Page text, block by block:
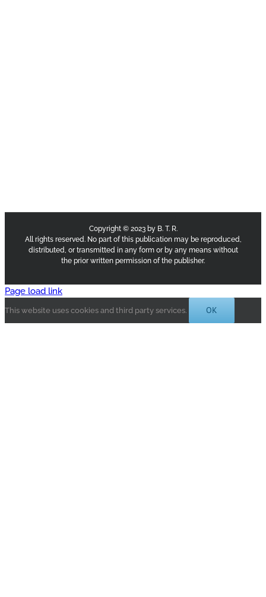
Copyright © 2023 by B. T. R.
All rights reserved. No part of this publication may be reproduced,
distributed, or transmitted in any form or by any means without
the prior written permission of the publisher.
Page load link
This website uses cookies and third party services. OK